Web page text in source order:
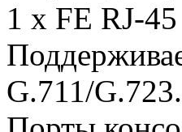
1 x FE RJ-45
G.711/